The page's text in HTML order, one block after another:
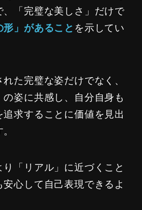
「完璧な美しさ」だけで
形」があること を示してい
た完璧な姿だけでなく、
姿に共感し、自分自身も
求することに価値を見出
「リアル」に近づくこと
心して自己表現できるよ